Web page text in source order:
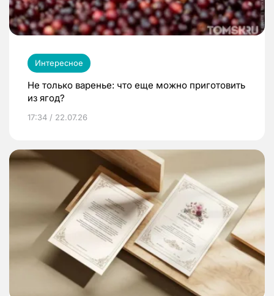
Интересное
Не только варенье: что еще можно приготовить
из ягод?
17:34 / 22.07.26